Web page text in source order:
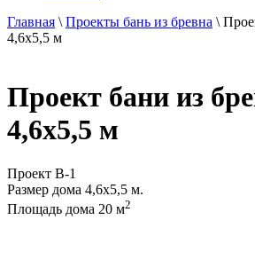
Главная \ Проекты бань из бревна \
4,6х5,5 м
Проект бани из
4,6х5,5 м
Проект B-1
Размер дома 4,6х5,5 м.
Площадь дома 20 м2